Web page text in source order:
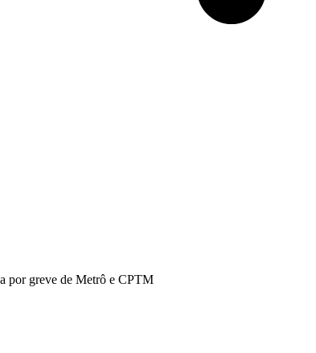
por greve de Metrô e CPTM